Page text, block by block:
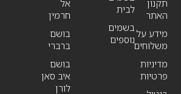
תקנון
האתר
מידע על
משלוחים
מדיניות
פרטיות
לבית
בשמים
נוספים
אל
חרמין
בושם
ברברי
בושם
איב סאן
לורן